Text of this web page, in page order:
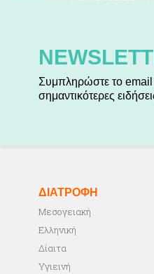
Συμπληρώστε το email
σημαντικότερες
ΔΙΑΤΡΟΦΗ
Μεσογειακή
Ελληνική
Δίαιτα
Υγιεινή